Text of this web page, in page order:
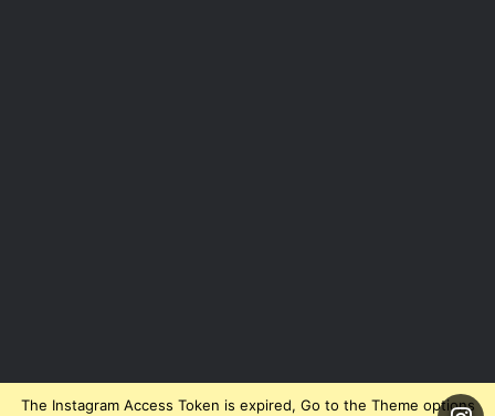
The Instagram Access Token is expired, Go to the Theme options